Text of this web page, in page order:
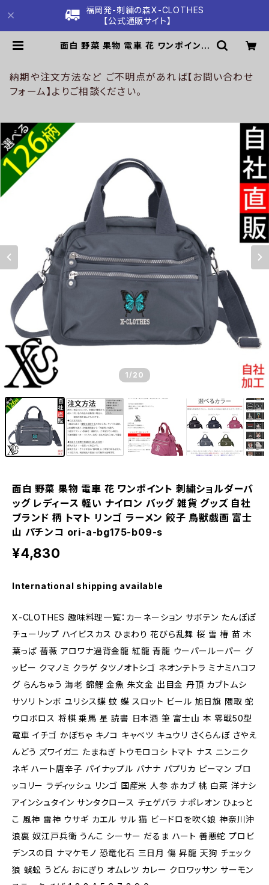
福岡発-刺繍の森X-CLOTHES
【公式通販サイト】
面白 野菜 果物 電車 花 ワンポイント
ブランド 柄 トマト リンゴ ラーメン 餃
子 鳥獣戯画 富士山 パチンコ ori-a-
bg175-b09-s | 刺繍の森X-CLOT
納期や注文方法など ご不明点があれば【お問い合わせ
フォーム】よりご相談ください。
1 /20
面白 野菜 果物 電車 花 ワンポイント 刺繍ショルダーバ
ッグ レディース 軽い ナイロン バッグ 雑貨 グッズ 自社
ブランド 柄 トマト リンゴ ラーメン 餃子 鳥獣戯画 富士
山 パチンコ ori-a-bg175-b09-s
¥4,830
International shipping available
X-CLOTHES 趣味料理一覧：カーネーション サボテン たんぽぽ
チューリップ ハイビスカス ひまわり 花びら乱舞 桜 雪 椿 苗 木
葉っぱ 薔薇 アロワナ過背金龍 紅龍 青龍 ウーパールーパー グ
ッピー クマノミ クラゲ タツノオトシゴ ネオンテトラ ミナミハコフ
グ らんちゅう 海老 錦鯉 金魚 朱文金 出目金 丹頂 カブトムシ
サソリ トンボ ユリシス蝶 蚊 蝶 スロット ビール 旭日旗 隈取 蛇
ウロボロス 将棋 乗馬 星 読書 日本酒 筆 富士山 本 零戦50型
電車 イチゴ かぼちゃ キノコ キャベツ キュウリ さくらんぼ さやえ
んどう ズワイガニ たまねぎ トウモロコシ トマト ナス ニンニク
ネギ ハート唐辛子 パイナップル バナナ パプリカ ピーマン ブロ
ッコリー ラディッシュ リンゴ 国産米 人参 赤カブ 桃 白菜 洋ナシ
アインシュタイン サンタクロース チェゲバラ ナポレオン ひょっと
こ 風神 雷神 ウサギ カエル サル 猫 ビードロを吹く娘 神奈川沖
浪裏 奴江戸兵衛 うんこ シーサー だるま ハート 善悪蛇 プロビ
デンスの目 ナマケモノ 恐竜化石 三日月 傷 昇龍 天狗 チェック
狼 蜈蚣 うどん おにぎり オムレツ カレー クロワッサン サーモン